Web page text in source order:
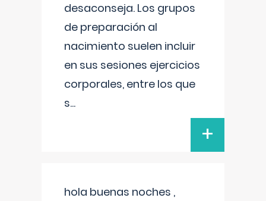
desaconseja. Los grupos
de preparación al
nacimiento suelen incluir
en sus sesiones ejercicios
corporales, entre los que
s...
+
hola buenas noches ,